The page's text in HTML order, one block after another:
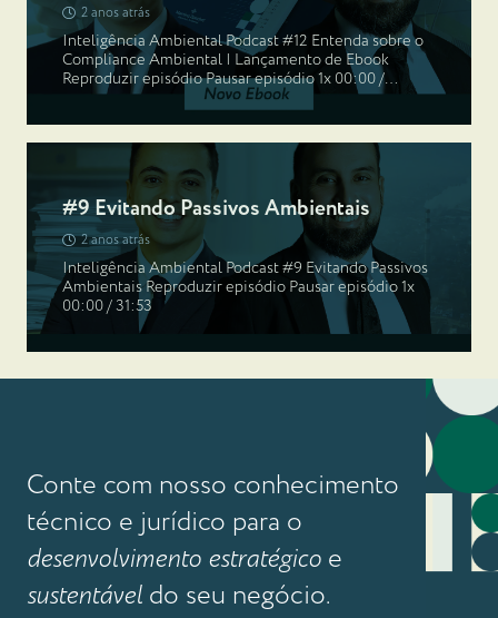
2 anos atrás
Inteligência Ambiental Podcast #12 Entenda sobre o
Compliance Ambiental | Lançamento de Ebook
Reproduzir episódio Pausar episódio 1x 00:00 /…
#9 Evitando Passivos Ambientais
2 anos atrás
Inteligência Ambiental Podcast #9 Evitando Passivos
Ambientais Reproduzir episódio Pausar episódio 1x
00:00 / 31:53
Conte com nosso conhecimento
técnico e jurídico para o
desenvolvimento estratégico e
sustentável do seu negócio.